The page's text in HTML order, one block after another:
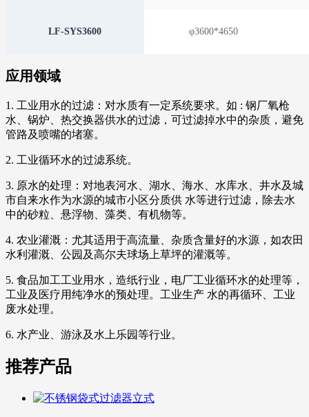
LF-SYS3600 φ3600*4650
应用领域
1. 工业用水的过滤：对水质有一定系统要求。如 : 钢厂氧枪
水、锅炉、热交换器供水的过滤，可过滤掉水中的杂质，避免
管路及喷嘴的堵塞。
2. 工业循环水的过滤系统。
3. 原水的处理：对地表河水、湖水、海水、水库水、井水及城
市自来水作为水源的城市小区分质供 水等进行过滤，除去水
中的砂粒、悬浮物、藻类、有机物等。
4. 农业灌溉：尤其适用于高流量、杂质含量好的水源，如农田
水利灌溉、公园及高尔夫球场上草坪的灌溉等。
5. 食品加工工业用水，造纸行业，电厂工业循环水的处理等，
工业及医疗用纯净水的预处理。工业生产 水的再循环、工业
废水处理。
6. 水产业、游泳及水上乐园等行业。
推荐产品